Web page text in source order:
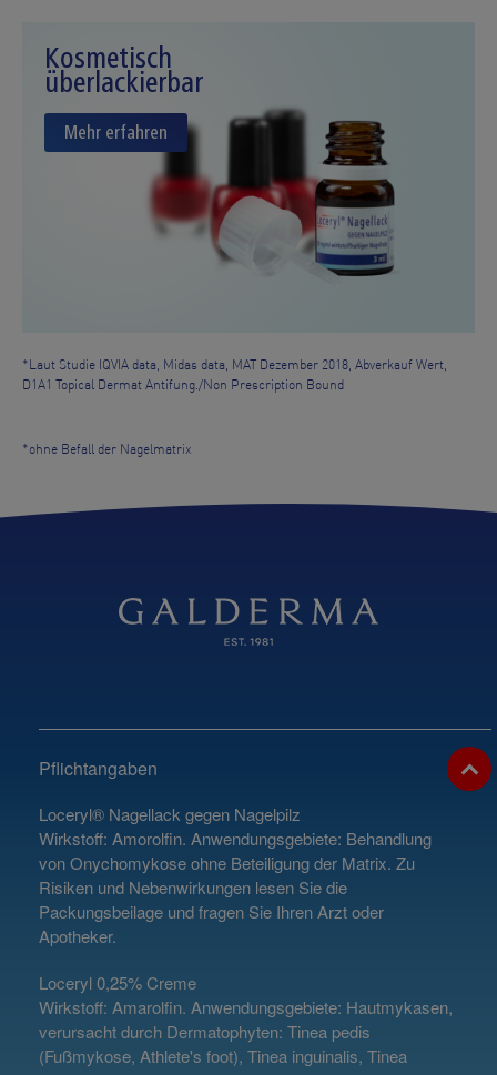
Kosmetisch
überlackierbar
Mehr erfahren
*Laut Studie IQVIA data, Midas data, MAT Dezember 2018, Abverkauf Wert,
D1A1 Topical Dermat Antifung./Non Prescription Bound
*ohne Befall der Nagelmatrix
Quick Access
Pflichtangaben
Loceryl® Nagellack gegen Nagelpilz
Wirkstoff: Amorolfin. Anwendungsgebiete: Behandlung
von Onychomykose ohne Beteiligung der Matrix. Zu
Risiken und Nebenwirkungen lesen Sie die
Packungsbeilage und fragen Sie Ihren Arzt oder
Apotheker.
Loceryl 0,25% Creme
Wirkstoff: Amarolfin. Anwendungsgebiete: Hautmykasen,
verursacht durch Dermatophyten: Tinea pedis
(Fußmykose, Athlete's foot), Tinea inguinalis, Tinea